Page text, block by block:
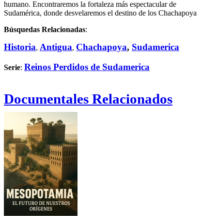
humano. Encontraremos la fortaleza más espectacular de
Sudamérica, donde desvelaremos el destino de los Chachapoya
Búsquedas Relacionadas:
Historia, Antigua, Chachapoya, Sudamerica
Serie: Reinos Perdidos de Sudamerica
Documentales Relacionados